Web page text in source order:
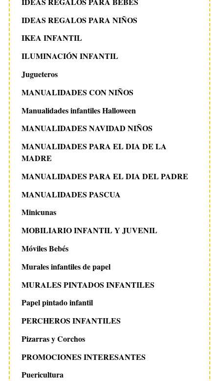
IDEAS REGALOS PARA NIÑOS
IKEA INFANTIL
ILUMINACIÓN INFANTIL
Jugueteros
MANUALIDADES CON NIÑOS
Manualidades infantiles Halloween
MANUALIDADES NAVIDAD NIÑOS
MANUALIDADES PARA EL DIA DE LA
MADRE
MANUALIDADES PARA EL DIA DEL PADRE
MANUALIDADES PASCUA
Minicunas
MOBILIARIO INFANTIL Y JUVENIL
Móviles Bebés
Murales infantiles de papel
MURALES PINTADOS INFANTILES
Papel pintado infantil
PERCHEROS INFANTILES
Pizarras y Corchos
PROMOCIONES INTERESANTES
Puericultura